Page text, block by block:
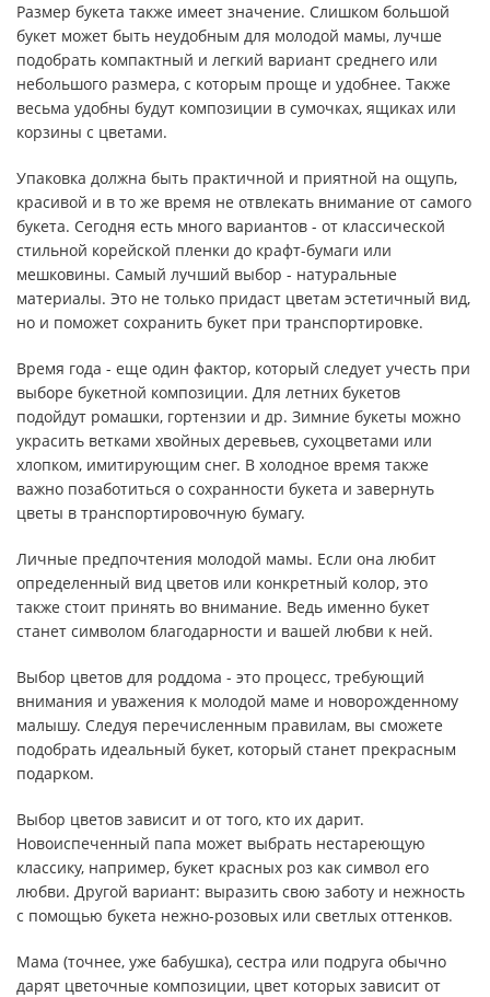
Размер букета также имеет значение. Слишком большой
букет может быть неудобным для молодой мамы, лучше
подобрать компактный и легкий вариант среднего или
небольшого размера, с которым проще и удобнее. Также
весьма удобны будут композиции в сумочках, ящиках или
корзины с цветами.
Упаковка должна быть практичной и приятной на ощупь,
красивой и в то же время не отвлекать внимание от самого
букета. Сегодня есть много вариантов - от классической
стильной корейской пленки до крафт-бумаги или
мешковины. Самый лучший выбор - натуральные
материалы. Это не только придаст цветам эстетичный вид,
но и поможет сохранить букет при транспортировке.
Время года - еще один фактор, который следует учесть при
выборе букетной композиции. Для летних букетов
подойдут ромашки, гортензии и др. Зимние букеты можно
украсить ветками хвойных деревьев, сухоцветами или
хлопком, имитирующим снег. В холодное время также
важно позаботиться о сохранности букета и завернуть
цветы в транспортировочную бумагу.
Личные предпочтения молодой мамы. Если она любит
определенный вид цветов или конкретный колор, это
также стоит принять во внимание. Ведь именно букет
станет символом благодарности и вашей любви к ней.
Выбор цветов для роддома - это процесс, требующий
внимания и уважения к молодой маме и новорожденному
малышу. Следуя перечисленным правилам, вы сможете
подобрать идеальный букет, который станет прекрасным
подарком.
Выбор цветов зависит и от того, кто их дарит.
Новоиспеченный папа может выбрать нестареющую
классику, например, букет красных роз как символ его
любви. Другой вариант: выразить свою заботу и нежность
с помощью букета нежно-розовых или светлых оттенков.
Мама (точнее, уже бабушка), сестра или подруга обычно
дарят цветочные композиции, цвет которых зависит от